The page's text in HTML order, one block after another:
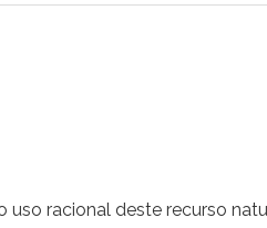
racional deste recurso